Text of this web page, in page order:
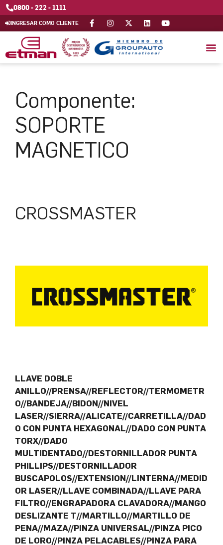
0800 - 222 - 1111
INGRESAR COMO CLIENTE
Componente:
SOPORTE
MAGNETICO
CROSSMASTER
LLAVE DOBLE
ANILLO//PRENSA//REFLECTOR//TERMOMETR
O//BANDEJA//BIDON//NIVEL
LASER//SIERRA//ALICATE//CARRETILLA//DAD
O CON PUNTA HEXAGONAL//DADO CON PUNTA
TORX//DADO
MULTIDENTADO//DESTORNILLADOR PUNTA
PHILLIPS//DESTORNILLADOR
BUSCAPOLOS//EXTENSION//LINTERNA//MEDID
OR LASER//LLAVE COMBINADA//LLAVE PARA
FILTRO//ENGRAPADORA CLAVADORA//MANGO
DESLIZANTE T//MARTILLO//MARTILLO DE
PENA//MAZA//PINZA UNIVERSAL//PINZA PICO
DE LORO//PINZA PELACABLES//PINZA PARA